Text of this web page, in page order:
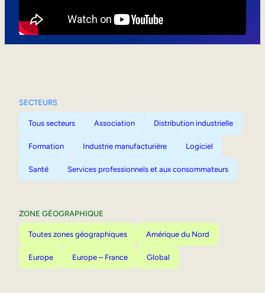
SECTEURS
Tous secteurs Association Distribution industrielle
Formation Industrie manufacturière Logiciel
Santé Services professionnels et aux consommateurs
ZONE GÉOGRAPHIQUE
Toutes zones géographiques Amérique du Nord
Europe Europe – France Global